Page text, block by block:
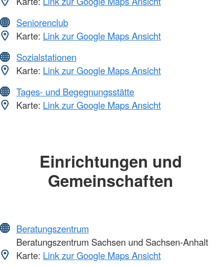
Seniorenclub
Karte: Link zur Google Maps Ansicht
Sozialstationen
Karte: Link zur Google Maps Ansicht
Tages- und Begegnungsstätte
Karte: Link zur Google Maps Ansicht
Einrichtungen und
Gemeinschaften
Beratungszentrum
Beratungszentrum Sachsen und Sachsen-Anhalt
Karte: Link zur Google Maps Ansicht